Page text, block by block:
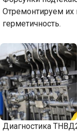
Отремонтируем
герметичность.
Диагностика ТНВД